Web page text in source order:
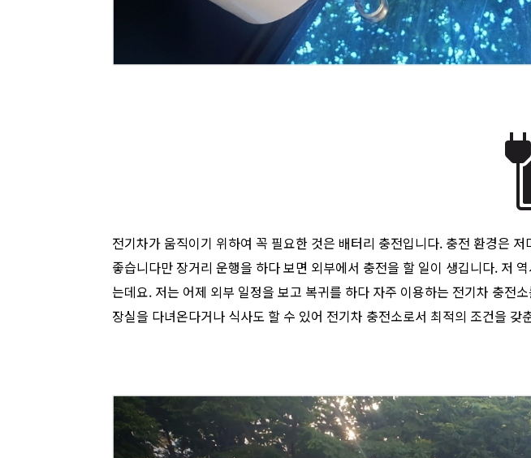
전기차가 움직이기 위하여 꼭 필요한 것은 배터리 충전입니다. 충전 환경은
좋습니다만 장거리 운행을 하다 보면 외부에서 충전을 할 일이 생깁니다. 저
는데요. 저는 어제 외부 일정을 보고 복귀를 하다 자주 이용하는 전기차 충전
장실을 다녀온다거나 식사도 할 수 있어 전기차 충전소로서 최적의 조건을